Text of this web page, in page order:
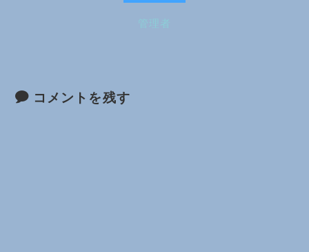
管理者
コメントを残す